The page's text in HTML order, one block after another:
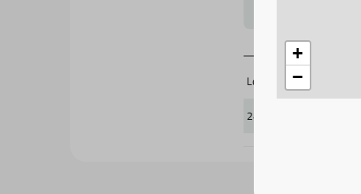
Lovely Heart
241753
+
−